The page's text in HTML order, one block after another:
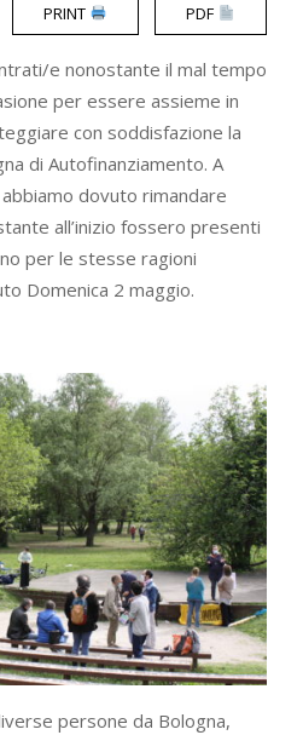
PRINT PDF
e nonostante il mal tempo
per essere assieme in
con soddisfazione la
di Autofinanziamento. A
dovuto rimandare
all’inizio fossero presenti
per le stesse ragioni
Domenica 2 maggio.
persone da Bologna,